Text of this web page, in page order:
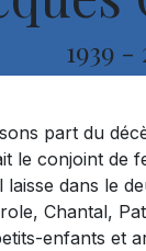
1939 -
part du
le conjoint
dans le
Chantal,
enfants et